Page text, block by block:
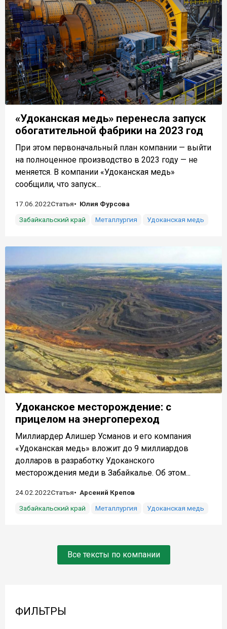
«Удоканская медь» перенесла запуск
обогатительной фабрики на 2023 год
При этом первоначальный план компании — выйти
на полноценное производство в 2023 году — не
меняется. В компании «Удоканская медь»
сообщили, что запуск...
17.06.2022Статья
Юлия Фурсова
Забайкальский край
Металлургия Удоканская медь
Удоканское месторождение: с
прицелом на энергопереход
Миллиардер Алишер Усманов и его компания
«Удоканская медь» вложит до 9 миллиардов
долларов в разработку Удоканского
месторождения меди в Забайкалье. Об этом...
24.02.2022Статья
Арсений Крепов
Забайкальский край
Металлургия Удоканская медь
Все тексты по компании
ФИЛЬТРЫ